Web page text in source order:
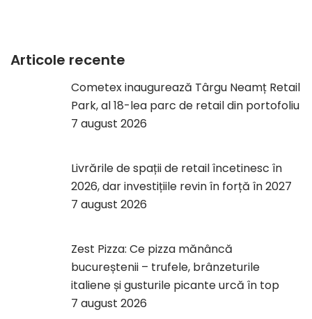
Articole recente
Cometex inaugurează Târgu Neamț Retail
Park, al 18-lea parc de retail din portofoliu
7 august 2026
Livrările de spații de retail încetinesc în
2026, dar investițiile revin în forță în 2027
7 august 2026
Zest Pizza: Ce pizza mănâncă
bucureștenii – trufele, brânzeturile
italiene și gusturile picante urcă în top
7 august 2026